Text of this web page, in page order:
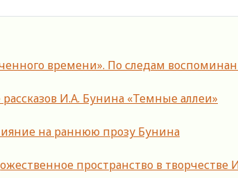
времени». По следам
И.А. Бунина «Темные аллеи»
на раннюю прозу Бунина
пространство в